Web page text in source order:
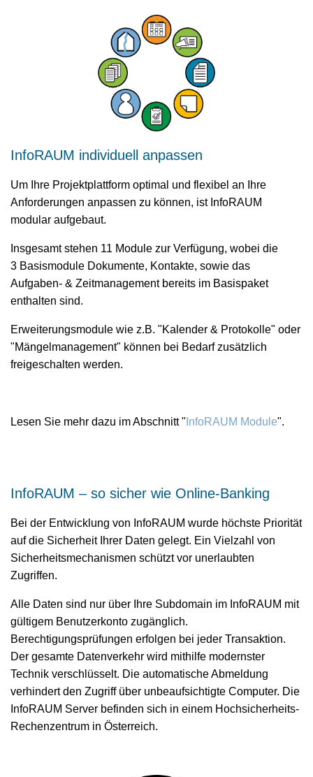
InfoRAUM individuell anpassen
Um Ihre Projektplattform optimal und flexibel an Ihre
Anforderungen anpassen zu können, ist InfoRAUM
modular aufgebaut.
Insgesamt stehen 11 Module zur Verfügung, wobei die
3 Basismodule Dokumente, Kontakte, sowie das
Aufgaben- & Zeitmanagement bereits im Basispaket
enthalten sind.
Erweiterungsmodule wie z.B. "Kalender & Protokolle" oder
"Mängelmanagement" können bei Bedarf zusätzlich
freigeschalten werden.
Lesen Sie mehr dazu im Abschnitt " InfoRAUM Module".
InfoRAUM – so sicher wie Online-Banking
Bei der Entwicklung von InfoRAUM wurde höchste Priorität
auf die Sicherheit Ihrer Daten gelegt. Ein Vielzahl von
Sicherheitsmechanismen schützt vor unerlaubten
Zugriffen.
Alle Daten sind nur über Ihre Subdomain im InfoRAUM mit
gültigem Benutzerkonto zugänglich.
Berechtigungsprüfungen erfolgen bei jeder Transaktion.
Der gesamte Datenverkehr wird mithilfe modernster
Technik verschlüsselt. Die automatische Abmeldung
verhindert den Zugriff über unbeaufsichtigte Computer. Die
InfoRAUM Server befinden sich in einem Hochsicherheits-
Rechenzentrum in Österreich.